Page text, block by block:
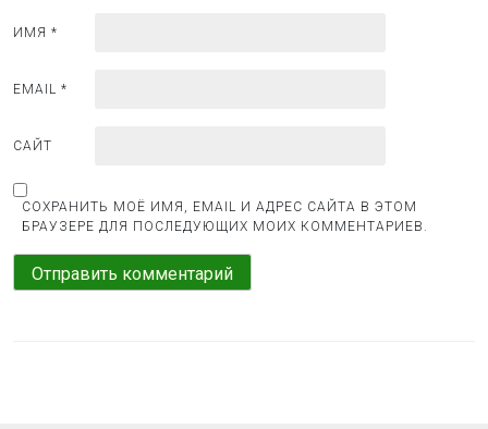
я
ИМЯ *
EMAIL *
САЙТ
СОХРАНИТЬ МОЁ ИМЯ, EMAIL И АДРЕС САЙТА В ЭТОМ
БРАУЗЕРЕ ДЛЯ ПОСЛЕДУЮЩИХ МОИХ КОММЕНТАРИЕВ.